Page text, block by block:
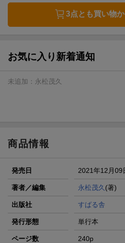
3点とも買い物
お気に入り新着通知
未追加： 永松茂久
商品情報
発売日 2021年12月09
著者／編集 永松茂久 (著)
出版社 すばる舎
発行形態 単行本
ページ数 240p